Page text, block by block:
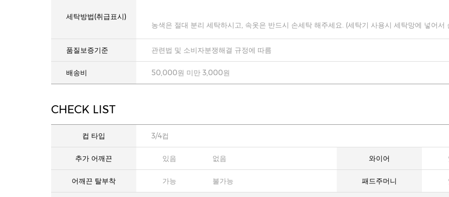
세탁방법(취급표시)
농색은 절대 분리 세탁하시고, 속옷은 반드시 손세탁 해주세요. (세탁기 사용시 세탁망에 넣어서
품질보증기준 관련법 및 소비자분쟁해결 규정에 따름
배송비 50,000원 미만 3,000원
CHECK LIST
컵 타입 3/4컵
추가 어깨끈 있음 없음 와이어
어깨끈 탈부착 가능 불가능 패드주머니